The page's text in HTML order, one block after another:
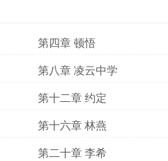
第四章 顿悟
第八章 凌云中学
第十二章 约定
第十六章 林燕
第二十章 李希